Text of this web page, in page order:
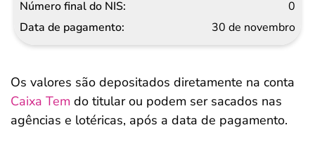
0
30 de novembro
Os valores são depositados diretamente na conta
Caixa Tem do titular ou podem ser sacados nas
agências e lotéricas, após a data de pagamento.